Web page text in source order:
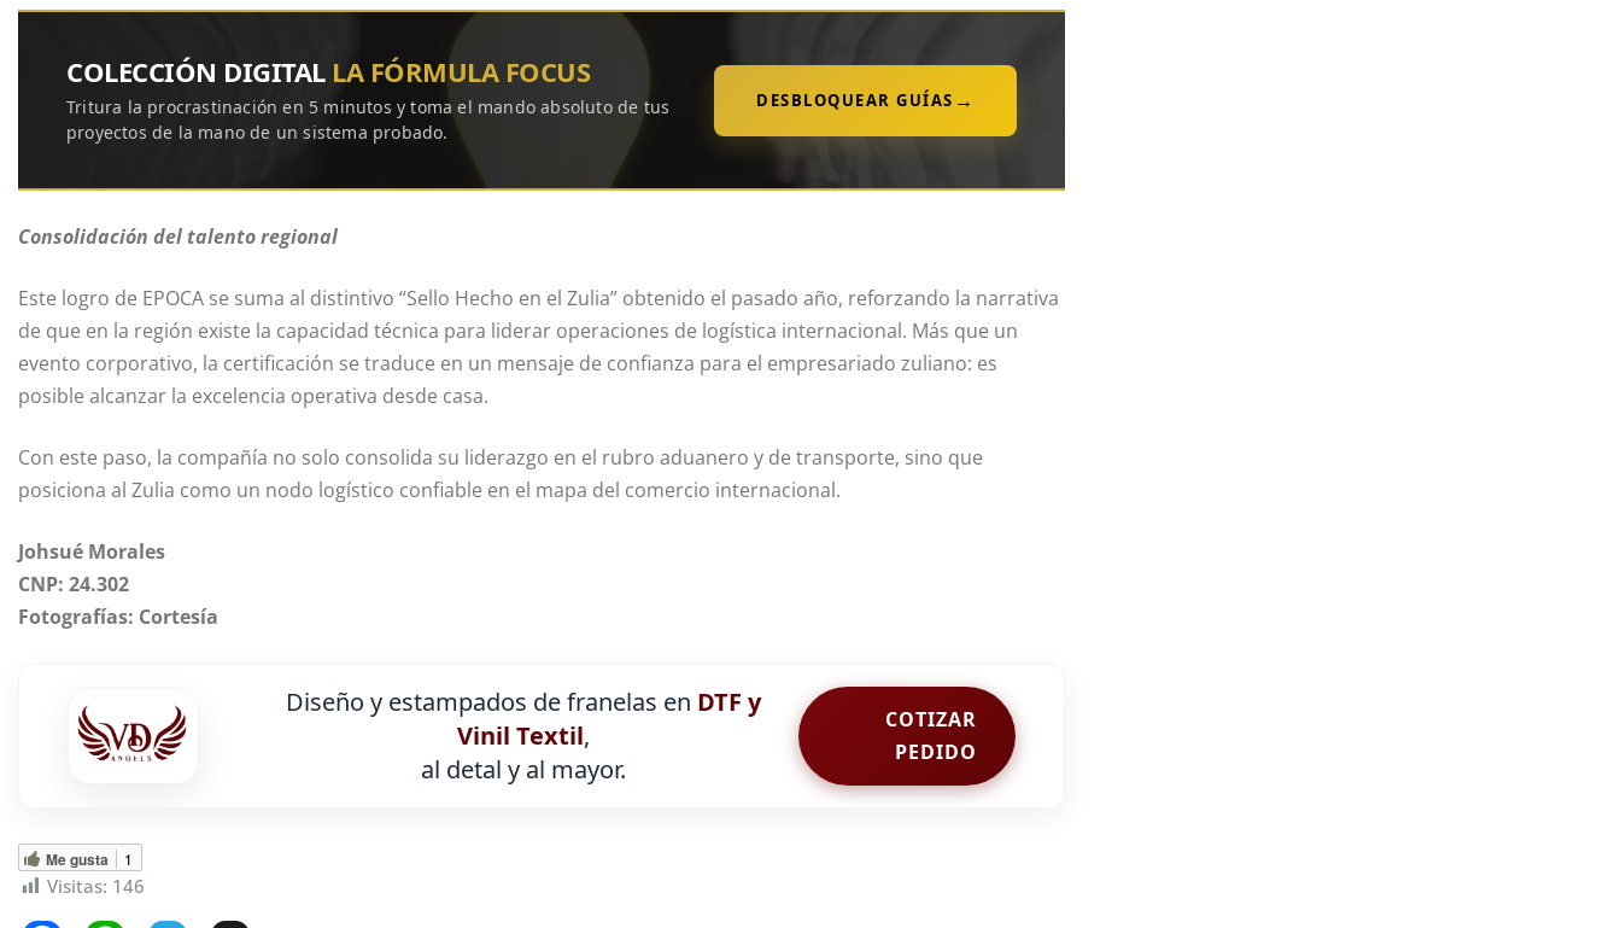
COLECCIÓN DIGITAL LA FÓRMULA FOCUS
Tritura la procrastinación en 5 minutos y toma el mando absoluto de tus
proyectos de la mano de un sistema probado.
DESBLOQUEAR GUÍAS →
Consolidación del talento regional
Este logro de EPOCA se suma al distintivo “Sello Hecho en el Zulia” obtenido el pasado año, reforzando la narrativa
de que en la región existe la capacidad técnica para liderar operaciones de logística internacional. Más que un
evento corporativo, la certificación se traduce en un mensaje de confianza para el empresariado zuliano: es
posible alcanzar la excelencia operativa desde casa.
Con este paso, la compañía no solo consolida su liderazgo en el rubro aduanero y de transporte, sino que
posiciona al Zulia como un nodo logístico confiable en el mapa del comercio internacional.
Johsué Morales
CNP: 24.302
Fotografías: Cortesía
Diseño y estampados de franelas en DTF y
Vinil Textil,
al detal y al mayor.
COTIZAR
PEDIDO
Me gusta 1
Visitas: 146